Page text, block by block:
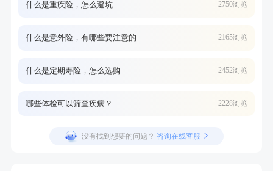
什么是重疾险，怎么避坑 2750浏览
什么是意外险，有哪些要注意的 2165浏览
什么是定期寿险，怎么选购 2452浏览
哪些体检可以筛查疾病？ 2228浏览
没有找到想要的问题？ 咨询在线客服